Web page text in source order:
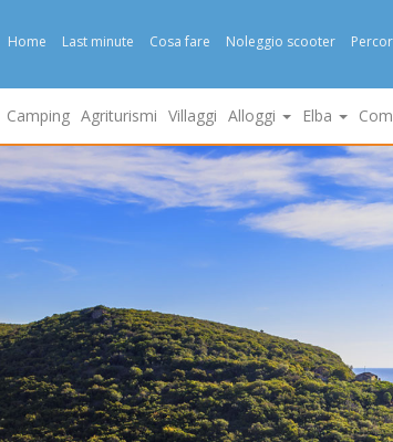
Home Last minute Cosa fare Noleggio scooter
Camping Agriturismi Villaggi Alloggi Elba